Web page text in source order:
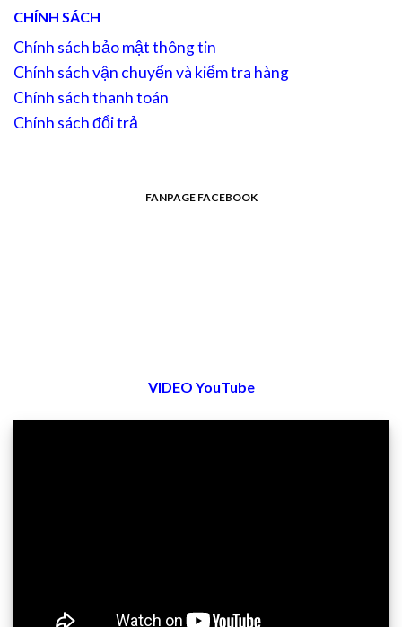
CHÍNH SÁCH
Chính sách bảo mật thông tin
Chính sách vận chuyển và kiểm tra hàng
Chính sách thanh toán
Chính sách đổi trả
FANPAGE FACEBOOK
VIDEO YouTube